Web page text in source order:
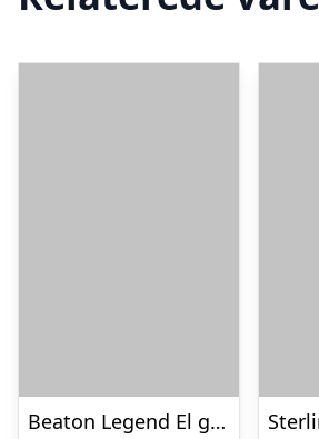
Beaton Legend El guitar – Sort – Venstrehånds